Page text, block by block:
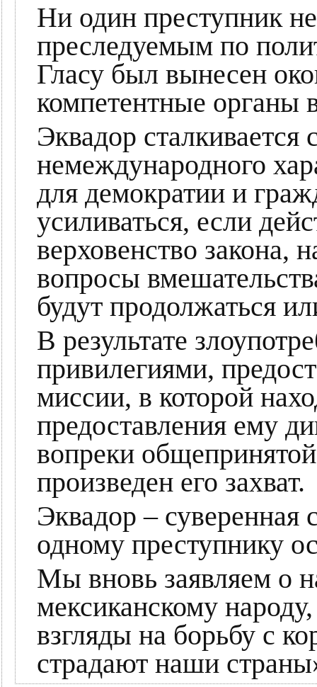
Ни один преступник
преследуемым по
Гласу был вынесен
компетентные органы
Эквадор
немеждународного
для демократии и
усиливаться, если
верховенство закона,
вопросы
будут продолжаться
В результате
привилегиями,
миссии, в которой
предоставления ему
вопреки
произведен его захват.
Эквадор –
одному преступнику
Мы вновь заявляем о
мексиканскому
взгляды на борьбу с
страдают наши